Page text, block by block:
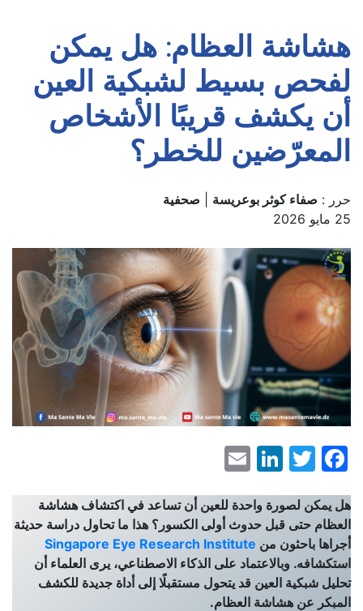
هشاشة العظام: هل يمكن
لفحص بسيط لشبكية العين
أن يكشف قريبًا الأشخاص
المعرّضين للخطر؟
حرر : صفاء كوثر بوعريسة
صحفية
25 مايو 2026
Facebook
Twitter
LinkedIn
هل يمكن لصورة واحدة للعين أن تساعد في اكتشاف هشاشة
العظام حتى قبل حدوث أولى الكسور؟ هذا ما تحاول دراسة حديثة
أجراها باحثون من Singapore Eye Research Institute
استكشافه. وبالاعتماد على الذكاء الاصطناعي، يرى العلماء أن
تحليل شبكية العين قد يتحول مستقبلًا إلى أداة جديدة للكشف
المبكر عن هشاشة العظام.